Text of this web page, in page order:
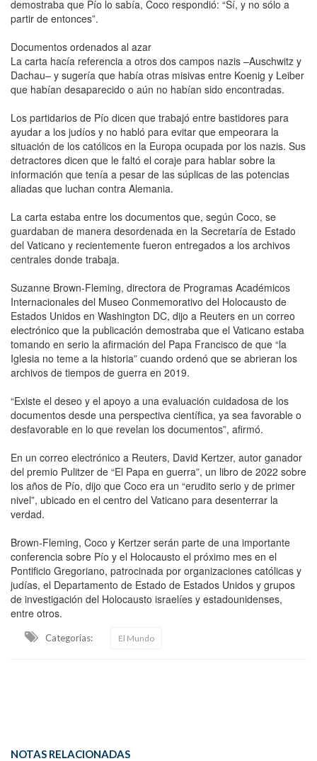
demostraba que Pío lo sabía, Coco respondió: “Sí, y no sólo a
partir de entonces”.
Documentos ordenados al azar
La carta hacía referencia a otros dos campos nazis –Auschwitz y
Dachau– y sugería que había otras misivas entre Koenig y Leiber
que habían desaparecido o aún no habían sido encontradas.
Los partidarios de Pío dicen que trabajó entre bastidores para
ayudar a los judíos y no habló para evitar que empeorara la
situación de los católicos en la Europa ocupada por los nazis. Sus
detractores dicen que le faltó el coraje para hablar sobre la
información que tenía a pesar de las súplicas de las potencias
aliadas que luchan contra Alemania.
La carta estaba entre los documentos que, según Coco, se
guardaban de manera desordenada en la Secretaría de Estado
del Vaticano y recientemente fueron entregados a los archivos
centrales donde trabaja.
Suzanne Brown-Fleming, directora de Programas Académicos
Internacionales del Museo Conmemorativo del Holocausto de
Estados Unidos en Washington DC, dijo a Reuters en un correo
electrónico que la publicación demostraba que el Vaticano estaba
tomando en serio la afirmación del Papa Francisco de que “la
Iglesia no teme a la historia” cuando ordenó que se abrieran los
archivos de tiempos de guerra en 2019.
“Existe el deseo y el apoyo a una evaluación cuidadosa de los
documentos desde una perspectiva científica, ya sea favorable o
desfavorable en lo que revelan los documentos”, afirmó.
En un correo electrónico a Reuters, David Kertzer, autor ganador
del premio Pulitzer de “El Papa en guerra”, un libro de 2022 sobre
los años de Pío, dijo que Coco era un “erudito serio y de primer
nivel”, ubicado en el centro del Vaticano para desenterrar la
verdad.
Brown-Fleming, Coco y Kertzer serán parte de una importante
conferencia sobre Pío y el Holocausto el próximo mes en el
Pontificio Gregoriano, patrocinada por organizaciones católicas y
judías, el Departamento de Estado de Estados Unidos y grupos
de investigación del Holocausto israelíes y estadounidenses,
entre otros.
Categorias: El Mundo
NOTAS RELACIONADAS